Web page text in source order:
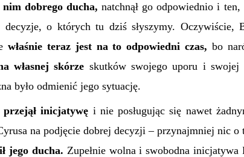
dobrego ducha, natchnął go odpowiednio i
decyzje, o których tu dziś słyszymy. Oczywiście,
właśnie teraz jest na to odpowiedni czas, bo
własnej skórze skutków swojego uporu i swojej
było odmienić jego sytuację.
przejął inicjatywę i nie posługując się nawet
na podjęcie dobrej decyzji – przynajmniej nic o
jego ducha. Zupełnie wolna i swobodna inicjatywa